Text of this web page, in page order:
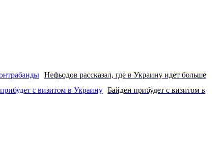
Нефьодов рассказал, где в Украину идет больше
Байден прибудет с визитом в